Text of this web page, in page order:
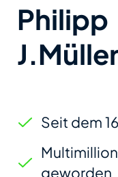
Philipp
Seit dem
geworden